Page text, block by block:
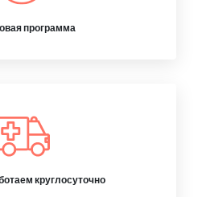
программа
круглосуточно